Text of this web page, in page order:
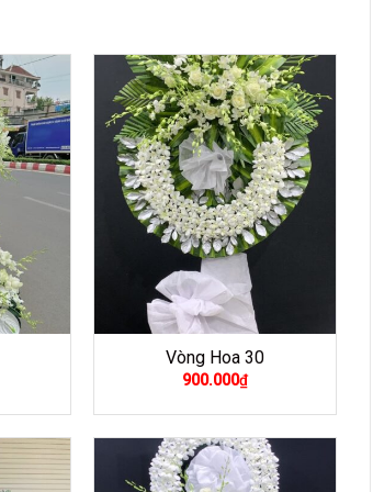
Vòng Hoa 30
900.000₫